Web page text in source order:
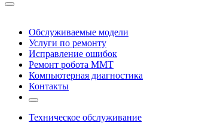
Обслуживаемые модели
Услуги по ремонту
Исправление ошибок
Ремонт робота MMT
Компьютерная диагностика
Контакты
Техническое обслуживание